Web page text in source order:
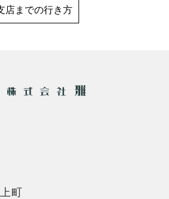
店までの行き方
町